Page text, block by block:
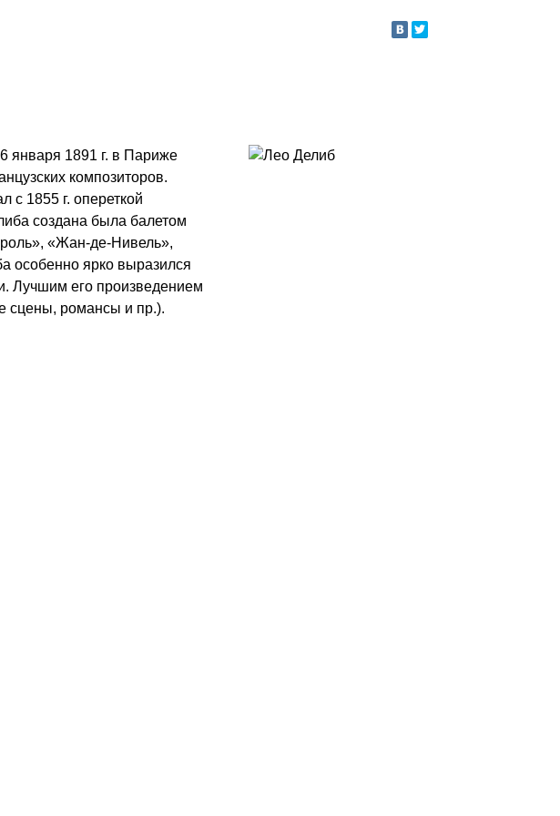
января 1891 г. в Париже
композиторов.
с 1855 г. опереткой
создана была балетом
«Жан-де-Нивель»,
особенно ярко выразился
Лучшим его произведением
сцены, романсы и пр.).